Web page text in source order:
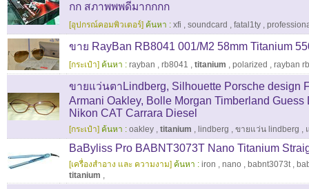
กก สภาพพพดีมากกกก
[อุปกรณ์คอมพิวเตอร์] ค้นหา : xfi , soundcard , fatal1ty ,
ขาย RayBan RB8041 001/M2 58mm Titanium
[กระเป๋า] ค้นหา : rayban , rb8041 , titanium , polarized , rayban
ขายแว่นตาLindberg, Silhouette Porsche design
Armani Oakley, Bolle Morgan Timberland Guess
Nikon CAT Carrara Diesel
[กระเป๋า] ค้นหา : oakley , titanium , lindberg , ขายแว่น lindberg ,
BaByliss Pro BABNT3073T Nano Titanium
[เครื่องสำอาง และ ความงาม] ค้นหา : iron , nano , babnt3073t,
titanium ,